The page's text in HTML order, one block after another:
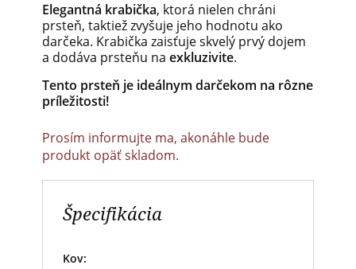
Elegantná krabička, ktorá nielen chráni
prsteň, taktiež zvyšuje jeho hodnotu ako
darčeka. Krabička zaisťuje skvelý prvý dojem
a dodáva prsteňu na exkluzivite.
Tento prsteň je ideálnym darčekom na rôzne
príležitosti!
Prosím informujte ma, akonáhle bude
produkt opäť skladom.
Špecifikácia
Kov: